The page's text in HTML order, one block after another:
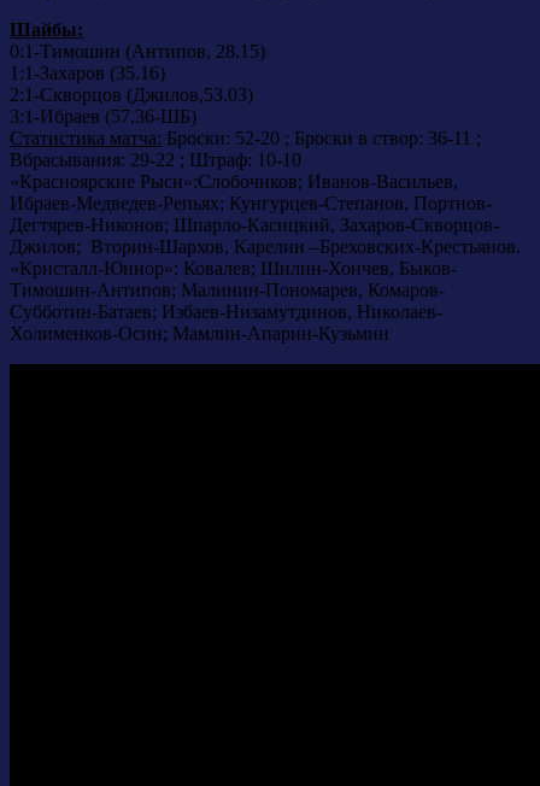
Шайбы:
0:1-Тимошин (Антипов, 28.15)
1:1-Захаров (35.16)
2:1-Скворцов (Джилов,53.03)
3:1-Ибраев (57.36-ШБ)
Статистика матча: Броски: 52-20 ; Броски в створ: 36-11 ;
Вбрасывания: 29-22 ; Штраф: 10-10
«Красноярские Рыси»:Слобочиков; Иванов-Васильев,
Ибраев-Медведев-Репьях; Кунгурцев-Степанов, Портнов-
Дегтярев-Никонов; Шпарло-Касицкий, Захаров-Скворцов-
Джилов; Вторин-Шархов, Карелин –Бреховских-Крестьянов.
«Кристалл-Юниор»: Ковалев; Шилин-Хончев, Быков-
Тимошин-Антипов; Малинин-Пономарев, Комаров-
Субботин-Батаев; Избаев-Низамутдинов, Николаев-
Холименков-Осин; Мамлин-Апарин-Кузьмин